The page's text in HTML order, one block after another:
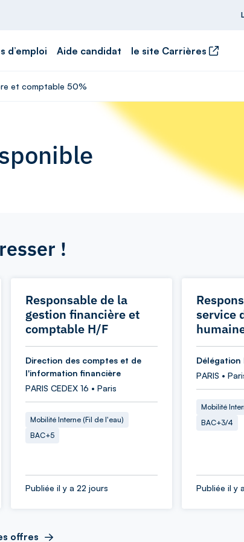
d’emploi Aide candidat le site Carrières
et comptable 50%
!
Responsable de la
gestion financière et
comptable H/F
Direction des comptes et de
l'information financière
PARIS CEDEX 16 • Paris
Mobilité Interne (Fil de l'eau)
BAC+5
Publiée il y a 22 jours
service
PARIS •
Mobilité
BAC+3/4
Publiée il y
offres